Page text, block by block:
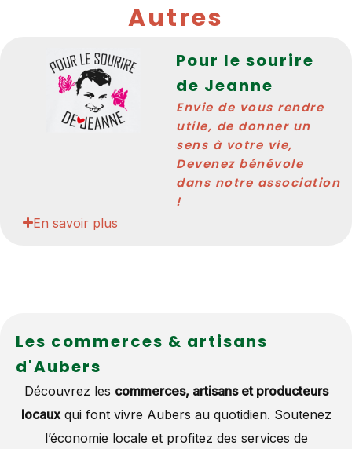
Autres
Pour le sourire
de Jeanne
Envie de vous rendre
utile, de donner un
sens à votre vie,
Devenez bénévole
dans notre association
!
En savoir plus
Les commerces & artisans
d'Aubers
Découvrez les commerces, artisans et producteurs
locauxqui font vivre Aubers au quotidien. Soutenez
l’économie locale et profitez des services de